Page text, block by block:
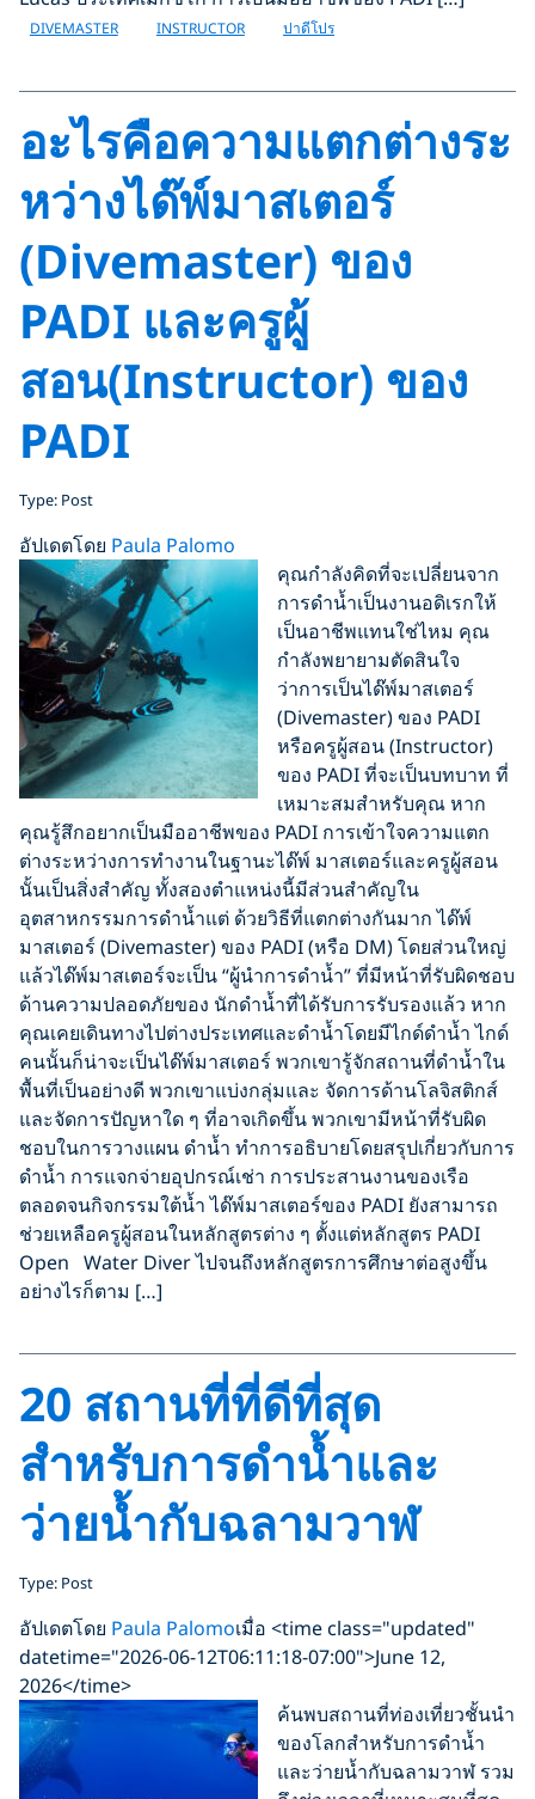
DIVEMASTER INSTRUCTOR ปาดีโปร
อะไรคือความแตกต่างระ
หว่างได๊พ์มาสเตอร์
(Divemaster) ของ
PADI และครูผู้
สอน(Instructor) ของ
PADI
Type: Post
อัปเดตโดย Paula Palomo
คุณกำลังคิดที่จะเปลี่ยนจาก
การดำน้ำเป็นงานอดิเรกให้
เป็นอาชีพแทนใช่ไหม คุณ
กำลังพยายามตัดสินใจ
ว่าการเป็นได๊พ์มาสเตอร์
(Divemaster) ของ PADI
หรือครูผู้สอน (Instructor)
ของ PADI ที่จะเป็นบทบาท ที่
เหมาะสมสำหรับคุณ หาก
คุณรู้สึกอยากเป็นมืออาชีพของ PADI การเข้าใจความแตก
ต่างระหว่างการทำงานในฐานะได๊พ์ มาสเตอร์และครูผู้สอน
นั้นเป็นสิ่งสำคัญ ทั้งสองตำแหน่งนี้มีส่วนสำคัญใน
อุตสาหกรรมการดำน้ำแต่ ด้วยวิธีที่แตกต่างกันมาก ได๊พ์
มาสเตอร์ (Divemaster) ของ PADI (หรือ DM) โดยส่วนใหญ่
แล้วได๊พ์มาสเตอร์จะเป็น “ผู้นำการดำน้ำ” ที่มีหน้าที่รับผิดชอบ
ด้านความปลอดภัยของ นักดำน้ำที่ได้รับการรับรองแล้ว หาก
คุณเคยเดินทางไปต่างประเทศและดำน้ำโดยมีไกด์ดำน้ำ ไกด์
คนนั้นก็น่าจะเป็นได๊พ์มาสเตอร์ พวกเขารู้จักสถานที่ดำน้ำใน
พื้นที่เป็นอย่างดี พวกเขาแบ่งกลุ่มและ จัดการด้านโลจิสติกส์
และจัดการปัญหาใด ๆ ที่อาจเกิดขึ้น พวกเขามีหน้าที่รับผิด
ชอบในการวางแผน ดำน้ำ ทำการอธิบายโดยสรุปเกี่ยวกับการ
ดำน้ำ การแจกจ่ายอุปกรณ์เช่า การประสานงานของเรือ
ตลอดจนกิจกรรมใต้น้ำ ได๊พ์มาสเตอร์ของ PADI ยังสามารถ
ช่วยเหลือครูผู้สอนในหลักสูตรต่าง ๆ ตั้งแต่หลักสูตร PADI
Open Water Diver ไปจนถึงหลักสูตรการศึกษาต่อสูงขึ้น
อย่างไรก็ตาม […]
20 สถานที่ที่ดีที่สุด
สำหรับการดำน้ำและ
ว่ายน้ำกับฉลามวาฬ
Type: Post
อัปเดตโดย Paula Palomoเมื่อ <time class="updated"
datetime="2026-06-12T06:11:18-07:00">June 12,
2026</time>
ค้นพบสถานที่ท่องเที่ยวชั้นนำ
ของโลกสำหรับการดำน้ำ
และว่ายน้ำกับฉลามวาฬ รวม